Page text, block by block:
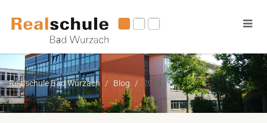
Realschule Bad Wurzach Blog 2026